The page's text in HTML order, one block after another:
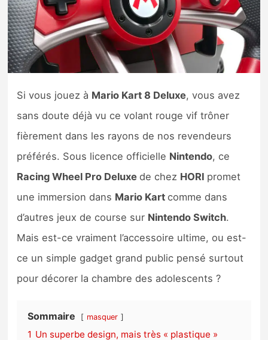
Tests de jeux
Tests d’accessoires
Previews
Précommandes jeux Switch 2
Sorties de jeux
Bons plans
Guides
Si vous jouez à Mario Kart 8 Deluxe, vous avez
sans doute déjà vu ce volant rouge vif trôner
fièrement dans les rayons de nos revendeurs
préférés. Sous licence officielle Nintendo, ce
Racing Wheel Pro Deluxede chez HORI promet
une immersion dans Mario Kartcomme dans
d’autres jeux de course sur Nintendo Switch.
Mais est-ce vraiment l’accessoire ultime, ou est-
ce un simple gadget grand public pensé surtout
pour décorer la chambre des adolescents ?
Sommaire masquer
1 Un superbe design, mais très « plastique »